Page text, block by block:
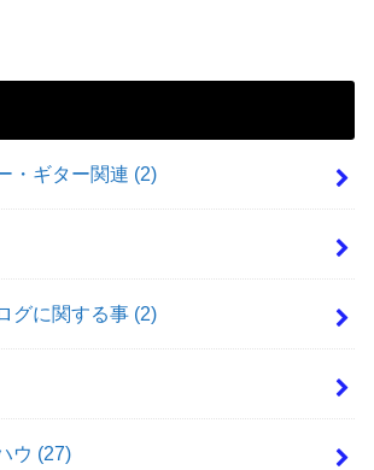
・ギター関連 (2)
グに関する事 (2)
ウ (27)